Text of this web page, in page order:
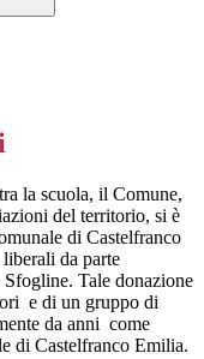
la scuola, il Comune,
del territorio, si è
di Castelfranco
da parte
Tale donazione
e di un gruppo di
da anni come
di Castelfranco Emilia.